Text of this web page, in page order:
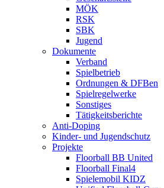
MÖK
RSK
SBK
Jugend
Dokumente
Verband
Spielbetrieb
Ordnungen & DFBen
Spielregelwerke
Sonstiges
Tätigkeitsberichte
Anti-Doping
Kinder- und Jugendschutz
Projekte
Floorball BB United
Floorball Final4
Spielemobil KIDZ